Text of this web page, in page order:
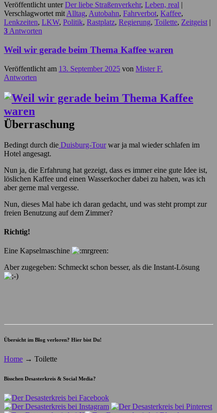
Veröffentlicht unter Der liebe Straßenverkehr, Leben, real |
Verschlagwortet mit Alltag, Autobahn, Fahrverbot, Kaffee,
Lenkzeiten, LKW, Politik, Rastplatz, Regierung, Toilette, Zeitgeist |
3 Antworten
Weil wir gerade beim Thema Kaffee waren
Veröffentlicht am 13. September 2025 von Mister F.
Antworten
Überraschung
Bedingt durch die Duisburg-Tourwar ja mal wieder schlafen im
Hotel angesagt.
Nun ja, die Erfahrung hat gezeigt, dass es immer eine gute Idee ist,
löslichen Kaffee und einen Wasserkocher dabei zu haben, was ich
aber gerne mal vergesse.
Nun, dieses Mal habe ich daran gedacht, und was steht prompt zur
freien Benutzung auf dem Zimmer?
Richtig!
Eine Kapselmaschine
Aber zugegeben: Schmeckt schon besser, als die Instant-Lösung
Übersicht im Blog verloren? Hier bist Du!
Home → Toilette
Bisschen Desasterkreis & Social Media?